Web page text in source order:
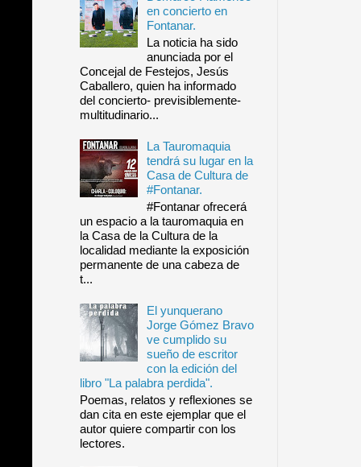
en concierto en
Fontanar.
La noticia ha sido
anunciada por el
Concejal de Festejos, Jesús
Caballero, quien ha informado
del concierto- previsiblemente-
multitudinario...
La Tauromaquia
tendrá su lugar en la
Casa de Cultura de
#Fontanar.
#Fontanar ofrecerá
un espacio a la tauromaquia en
la Casa de la Cultura de la
localidad mediante la exposición
permanente de una cabeza de
t...
El yunquerano
Jorge Gómez Bravo
ve cumplido su
sueño de escritor
con la edición del
libro "La palabra perdida".
Poemas, relatos y reflexiones se
dan cita en este ejemplar que el
autor quiere compartir con los
lectores.